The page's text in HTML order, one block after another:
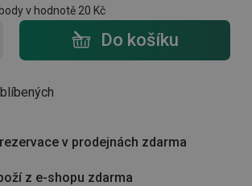
v hodnotě 20 Kč
- počet Do košíku
v prodejnách zdarma
z e-shopu zdarma